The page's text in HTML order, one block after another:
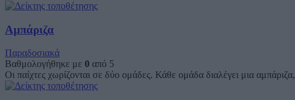
Αμπάριζα
Παραδοσιακά
Βαθμολογήθηκε με 0 από 5
Οι παίχτες χωρίζονται σε δύο ομάδες. Κάθε ομάδα διαλέγει μια